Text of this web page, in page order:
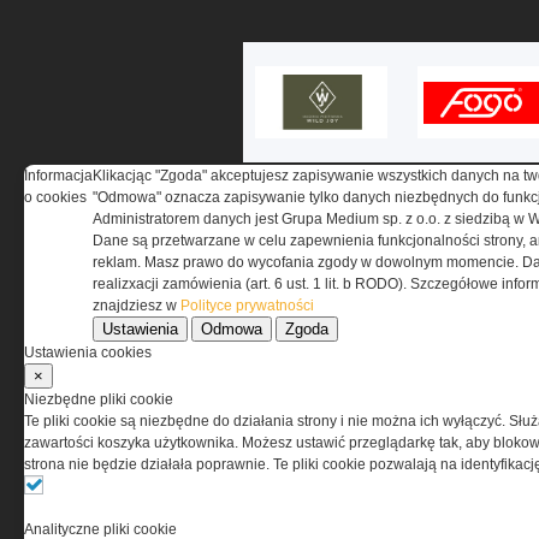
O NAS
Codzienne źródło informacji o taktyce,
Informacja
o cookies
Klikacjąc "Zgoda" akceptujesz zapisywanie wszystkich danych na
"Odmowa" oznacza zapisywanie tylko danych niezbędnych do
Administratorem danych jest Grupa Medium sp. z o.o. z siedzibą w
Dane są przetwarzane w celu zapewnienia funkcjonalności strony,
reklam. Masz prawo do wycofania zgody w dowolnym momencie.
realizxacji zamówienia (art. 6 ust. 1 lit. b RODO). Szczegółowe
znajdziesz w Polityce prywatności
Ustawienia Odmowa Zgoda
Ustawienia cookies
×
Niezbędne pliki cookie
Te pliki cookie są niezbędne do działania strony i nie można ich wyłączyć.
zawartości koszyka użytkownika. Możesz ustawić przeglądarkę tak, aby
strona nie będzie działała poprawnie. Te pliki cookie pozwalają na
Analityczne pliki cookie